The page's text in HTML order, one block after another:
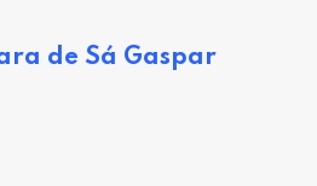
de Sá Gaspar